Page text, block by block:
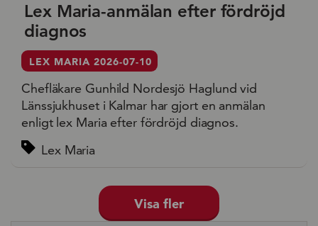
Lex Maria-anmälan efter fördröjd
diagnos
LEX MARIA 2026-07-10
Chefläkare Gunhild Nordesjö Haglund vid
Länssjukhuset i Kalmar har gjort en anmälan
enligt lex Maria efter fördröjd diagnos.
Lex Maria
Visa fler